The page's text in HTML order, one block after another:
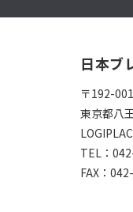
日本ブ
〒192-
東京都八
TEL：
FAX：